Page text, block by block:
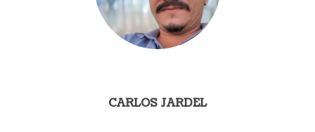
CARLOS JARDEL